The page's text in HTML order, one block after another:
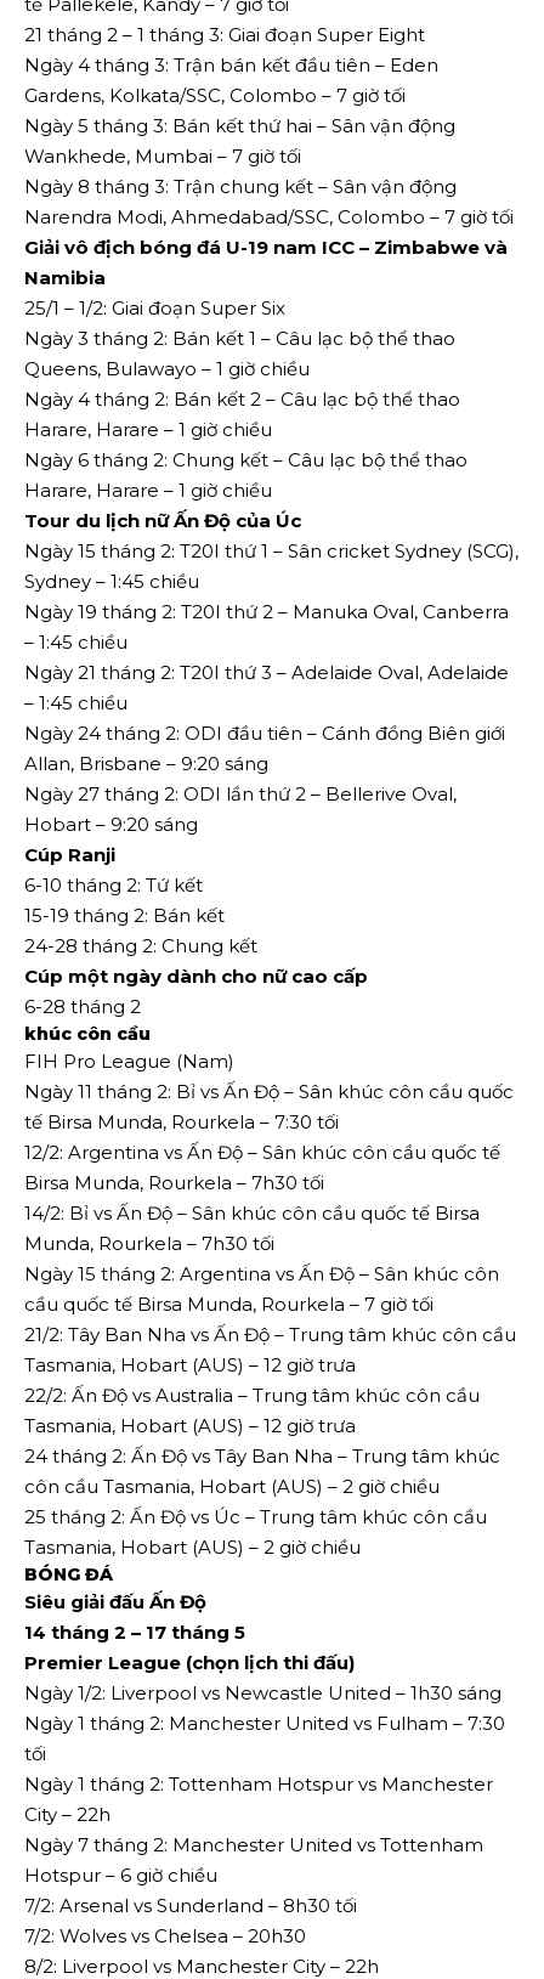
21 tháng 2 – 1 tháng 3: Giai đoạn Super Eight
Ngày 4 tháng 3: Trận bán kết đầu tiên – Eden
Gardens, Kolkata/SSC, Colombo – 7 giờ tối
Ngày 5 tháng 3: Bán kết thứ hai – Sân vận động
Wankhede, Mumbai – 7 giờ tối
Ngày 8 tháng 3: Trận chung kết – Sân vận động
Narendra Modi, Ahmedabad/SSC, Colombo – 7 giờ tối
Giải vô địch bóng đá U-19 nam ICC – Zimbabwe và
Namibia
25/1 – 1/2: Giai đoạn Super Six
Ngày 3 tháng 2: Bán kết 1 – Câu lạc bộ thể thao
Queens, Bulawayo – 1 giờ chiều
Ngày 4 tháng 2: Bán kết 2 – Câu lạc bộ thể thao
Harare, Harare – 1 giờ chiều
Ngày 6 tháng 2: Chung kết – Câu lạc bộ thể thao
Harare, Harare – 1 giờ chiều
Tour du lịch nữ Ấn Độ của Úc
Ngày 15 tháng 2: T20I thứ 1 – Sân cricket Sydney (SCG),
Sydney – 1:45 chiều
Ngày 19 tháng 2: T20I thứ 2 – Manuka Oval, Canberra
– 1:45 chiều
Ngày 21 tháng 2: T20I thứ 3 – Adelaide Oval, Adelaide
– 1:45 chiều
Ngày 24 tháng 2: ODI đầu tiên – Cánh đồng Biên giới
Allan, Brisbane – 9:20 sáng
Ngày 27 tháng 2: ODI lần thứ 2 – Bellerive Oval,
Hobart – 9:20 sáng
Cúp Ranji
6-10 tháng 2: Tứ kết
15-19 tháng 2: Bán kết
24-28 tháng 2: Chung kết
Cúp một ngày dành cho nữ cao cấp
6-28 tháng 2
khúc côn cầu
FIH Pro League (Nam)
Ngày 11 tháng 2: Bỉ vs Ấn Độ – Sân khúc côn cầu quốc
tế Birsa Munda, Rourkela – 7:30 tối
12/2: Argentina vs Ấn Độ – Sân khúc côn cầu quốc tế
Birsa Munda, Rourkela – 7h30 tối
14/2: Bỉ vs Ấn Độ – Sân khúc côn cầu quốc tế Birsa
Munda, Rourkela – 7h30 tối
Ngày 15 tháng 2: Argentina vs Ấn Độ – Sân khúc côn
cầu quốc tế Birsa Munda, Rourkela – 7 giờ tối
21/2: Tây Ban Nha vs Ấn Độ – Trung tâm khúc côn cầu
Tasmania, Hobart (AUS) – 12 giờ trưa
22/2: Ấn Độ vs Australia – Trung tâm khúc côn cầu
Tasmania, Hobart (AUS) – 12 giờ trưa
24 tháng 2: Ấn Độ vs Tây Ban Nha – Trung tâm khúc
côn cầu Tasmania, Hobart (AUS) – 2 giờ chiều
25 tháng 2: Ấn Độ vs Úc – Trung tâm khúc côn cầu
Tasmania, Hobart (AUS) – 2 giờ chiều
BÓNG ĐÁ
Siêu giải đấu Ấn Độ
14 tháng 2 – 17 tháng 5
Premier League (chọn lịch thi đấu)
Ngày 1/2: Liverpool vs Newcastle United – 1h30 sáng
Ngày 1 tháng 2: Manchester United vs Fulham – 7:30
tối
Ngày 1 tháng 2: Tottenham Hotspur vs Manchester
City – 22h
Ngày 7 tháng 2: Manchester United vs Tottenham
Hotspur – 6 giờ chiều
7/2: Arsenal vs Sunderland – 8h30 tối
7/2: Wolves vs Chelsea – 20h30
8/2: Liverpool vs Manchester City – 22h